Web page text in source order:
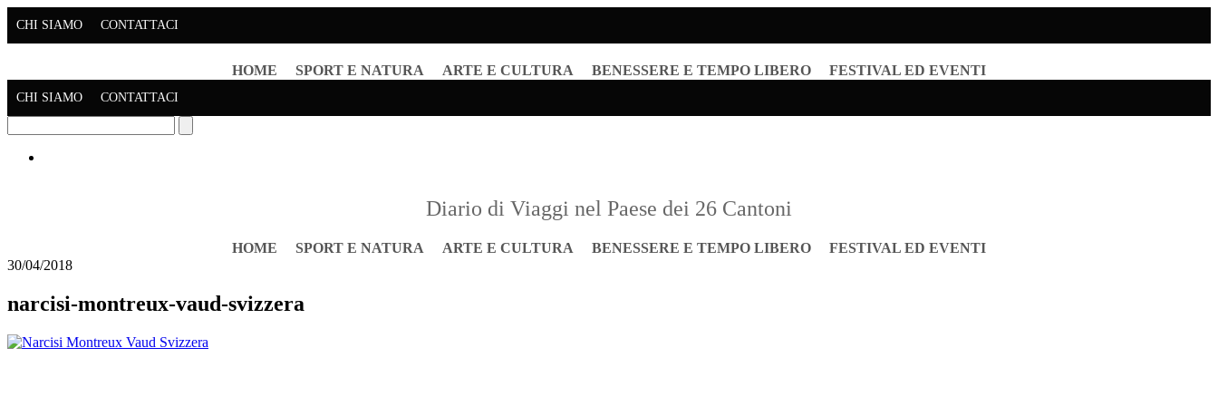
CHI SIAMO CONTATTACI
HOME SPORT E NATURA ARTE E CULTURA BENESSERE E TEMPO LIBERO FESTIVAL ED EVENTI
CHI SIAMO CONTATTACI
Diario di Viaggi nel Paese dei 26 Cantoni
HOME SPORT E NATURA ARTE E CULTURA BENESSERE E TEMPO LIBERO
FESTIVAL ED EVENTI
30/04/2018
narcisi-montreux-vaud-svizzera